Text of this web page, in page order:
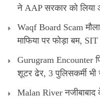
ने AAP सरकार को
Waqf Board Scam
माफिया पर फोड़ा बम,
Gurugram Encounter
शूटर ढेर, 3 पुलिसकर्मी भी
Malan River नजीबाबाद